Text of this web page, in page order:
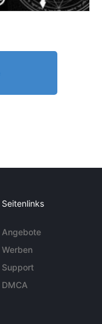
Seitenlinks
Angebote
Werben
Support
DMCA